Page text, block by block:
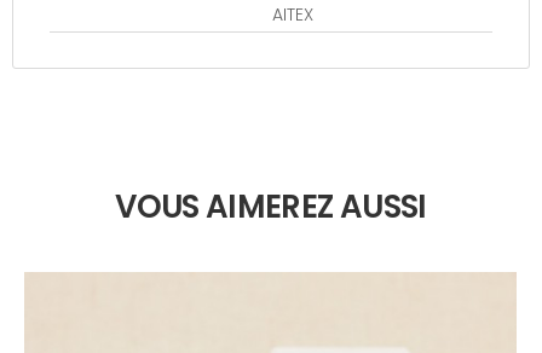
AITEX
VOUS AIMEREZ AUSSI